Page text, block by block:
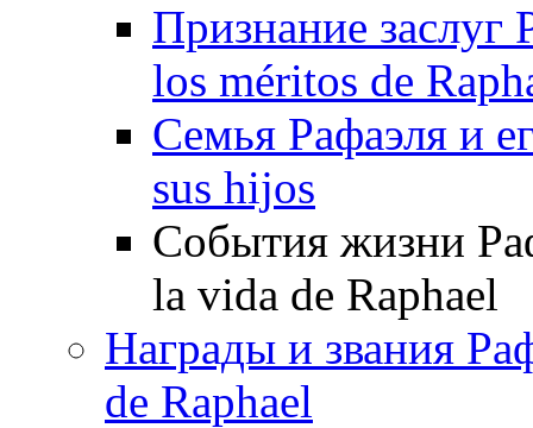
Признание заслуг
los méritos de
Семья Рафаэля и
sus hijos
События жизни
la vida de Raphael
Награды и звания
de Raphael